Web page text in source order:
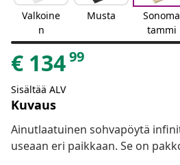
Valkoine
n
Musta
Sonoma
tammi
€ 13499
Sisältää ALV
Kuvaus
Ainutlaatuinen sohvapöytä
useaan eri paikkaan. Se on